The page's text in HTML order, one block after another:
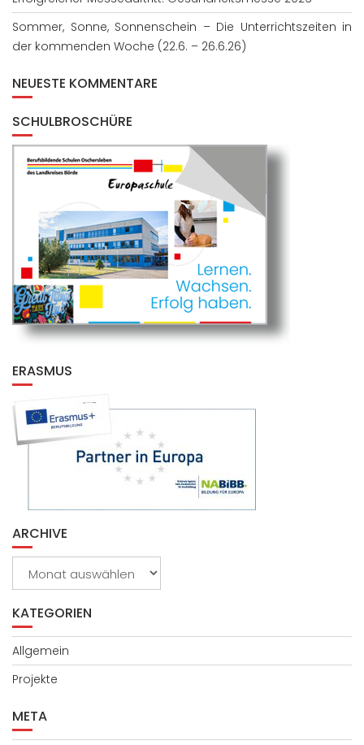
Sommer, Sonne, Sonnenschein – Die Unterrichtszeiten in
der kommenden Woche (22.6. – 26.6.26)
NEUESTE KOMMENTARE
SCHULBROSCHÜRE
ERASMUS
ARCHIVE
KATEGORIEN
Allgemein
Projekte
META